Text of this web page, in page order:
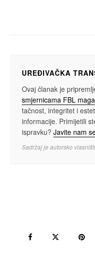
UREĐIVAČKA
Ovaj članak je
smjernicama FBL
tačnost, integritet i
informacije. Primijetili
ispravku? Javite nam
Sadržaj je autorsko